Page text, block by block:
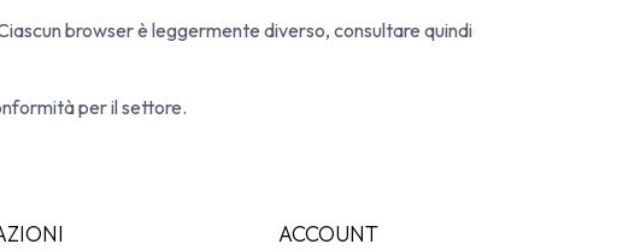
browser è leggermente diverso, consultare quindi
per il settore.
ACCOUNT